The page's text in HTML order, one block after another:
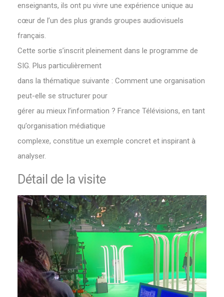
enseignants, ils ont pu vivre une expérience unique au
cœur de l’un des plus grands groupes audiovisuels
français.
Cette sortie s’inscrit pleinement dans le programme de
SIG. Plus particulièrement
dans la thématique suivante : Comment une organisation
peut-elle se structurer pour
gérer au mieux l’information ? France Télévisions, en tant
qu’organisation médiatique
complexe, constitue un exemple concret et inspirant à
analyser.
Détail de la visite